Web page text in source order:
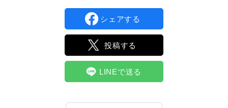
シェアする
投稿する
LINEで送る